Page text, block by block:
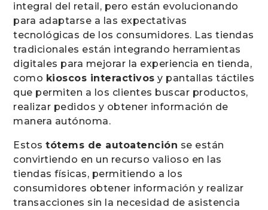
integral del retail, pero están evolucionando
para adaptarse a las expectativas
tecnológicas de los consumidores. Las tiendas
tradicionales están integrando herramientas
digitales para mejorar la experiencia en tienda,
como kioscos interactivos y pantallas táctiles
que permiten a los clientes buscar productos,
realizar pedidos y obtener información de
manera autónoma.
Estostótems de autoatención se están
convirtiendo en un recurso valioso en las
tiendas físicas, permitiendo a los
consumidores obtener información y realizar
transacciones sin la necesidad de asistencia